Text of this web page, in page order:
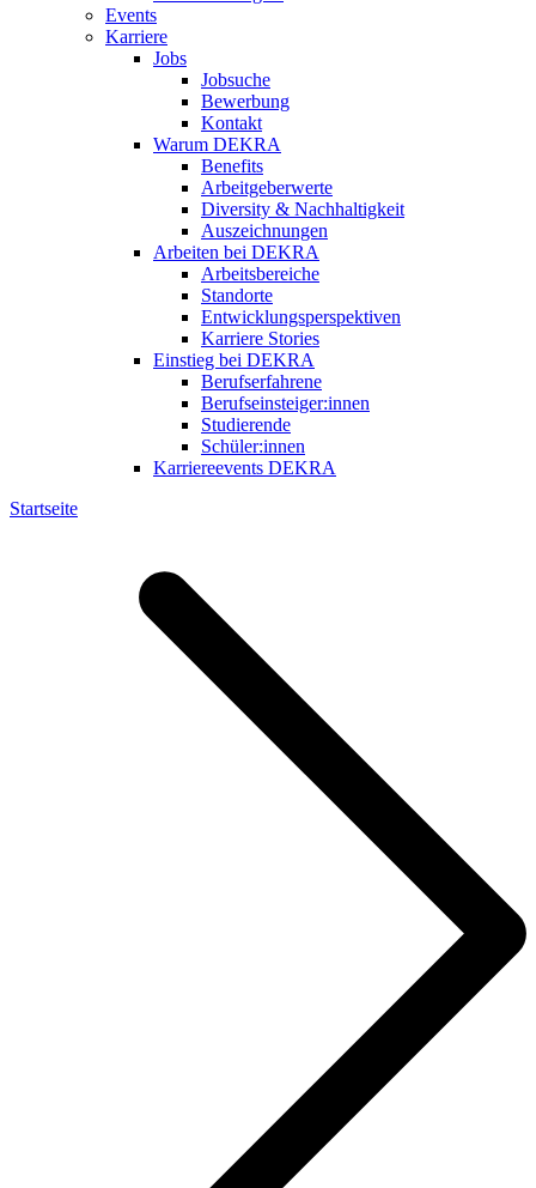
Events
Karriere
Jobs
Jobsuche
Bewerbung
Kontakt
Warum DEKRA
Benefits
Arbeitgeberwerte
Diversity & Nachhaltigkeit
Auszeichnungen
Arbeiten bei DEKRA
Arbeitsbereiche
Standorte
Entwicklungsperspektiven
Karriere Stories
Einstieg bei DEKRA
Berufserfahrene
Berufseinsteiger:innen
Studierende
Schüler:innen
Karriereevents DEKRA
Startseite